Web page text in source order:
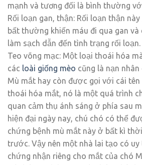
mạnh và tương đối là bình thường
Rối loạn gan, thận: Rối loạn thận
bất thường khiến máu đi qua gan
làm sạch dẫn đến tình trạng rối loạn.
Teo võng mạc: Một loại thoái hóa
các loài giống mèo cũng là nạn nhân
Mù mắt hay còn được gọi với cái tên
thoái hóa mắt, nó là một quá trình
quan cảm thụ ánh sáng ở phía sau
hiện đại ngày nay, chú chó có thể
chứng bệnh mù mắt này ở bất kì
trước. Vậy nên một nhà lai tạo có
chứng nhận riêng cho mắt của chó